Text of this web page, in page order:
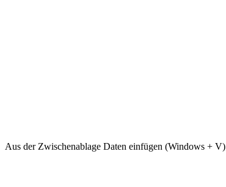
Aus der Zwischenablage Daten einfügen (Windows + V)